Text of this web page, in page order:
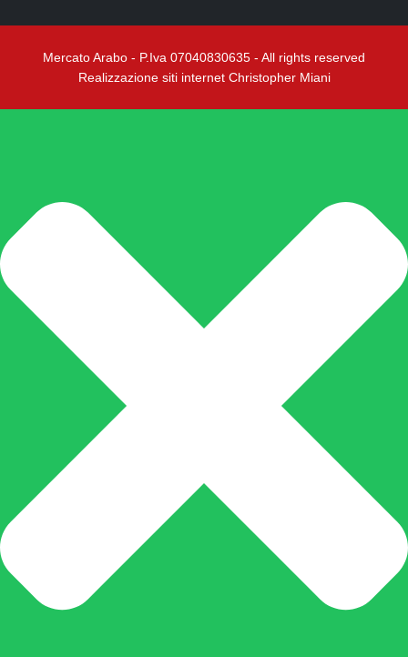
Mercato Arabo - P.Iva 07040830635 - All rights reserved
Realizzazione siti internet Christopher Miani